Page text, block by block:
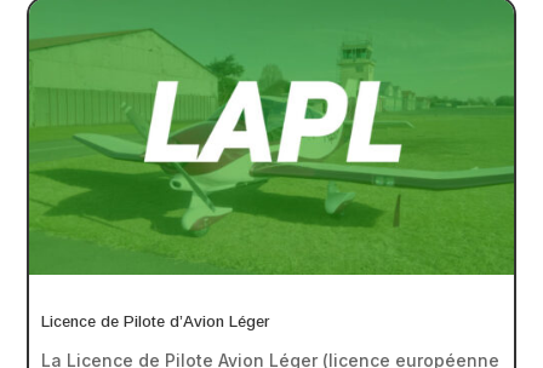
Licence de Pilote d’Avion Léger
La Licence de Pilote Avion Léger (licence européenne